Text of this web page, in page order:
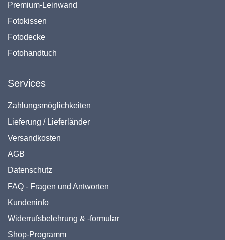
Premium-Leinwand
Fotokissen
Fotodecke
Fotohandtuch
Services
Zahlungsmöglichkeiten
Lieferung / Lieferländer
Versandkosten
AGB
Datenschutz
FAQ - Fragen und Antworten
Kundeninfo
Widerrufsbelehrung & -formular
Shop-Programm